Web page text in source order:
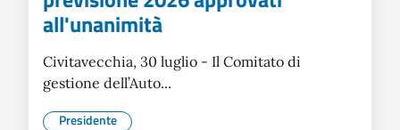
all'unanimità
Civitavecchia, 30 luglio - Il Comitato di
gestione dell’Auto...
Presidente